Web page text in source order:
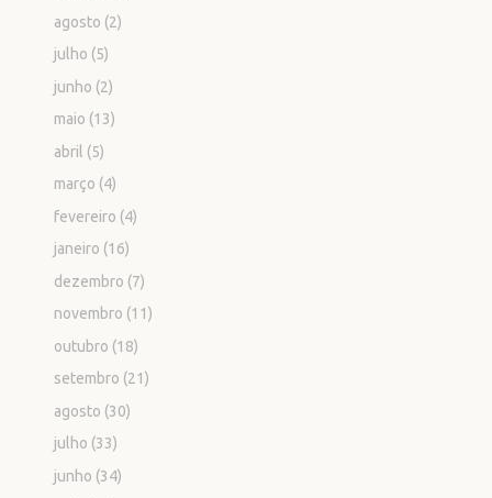
agosto (2)
julho (5)
junho (2)
maio (13)
abril (5)
março (4)
fevereiro (4)
janeiro (16)
dezembro (7)
novembro (11)
outubro (18)
setembro (21)
agosto (30)
julho (33)
junho (34)